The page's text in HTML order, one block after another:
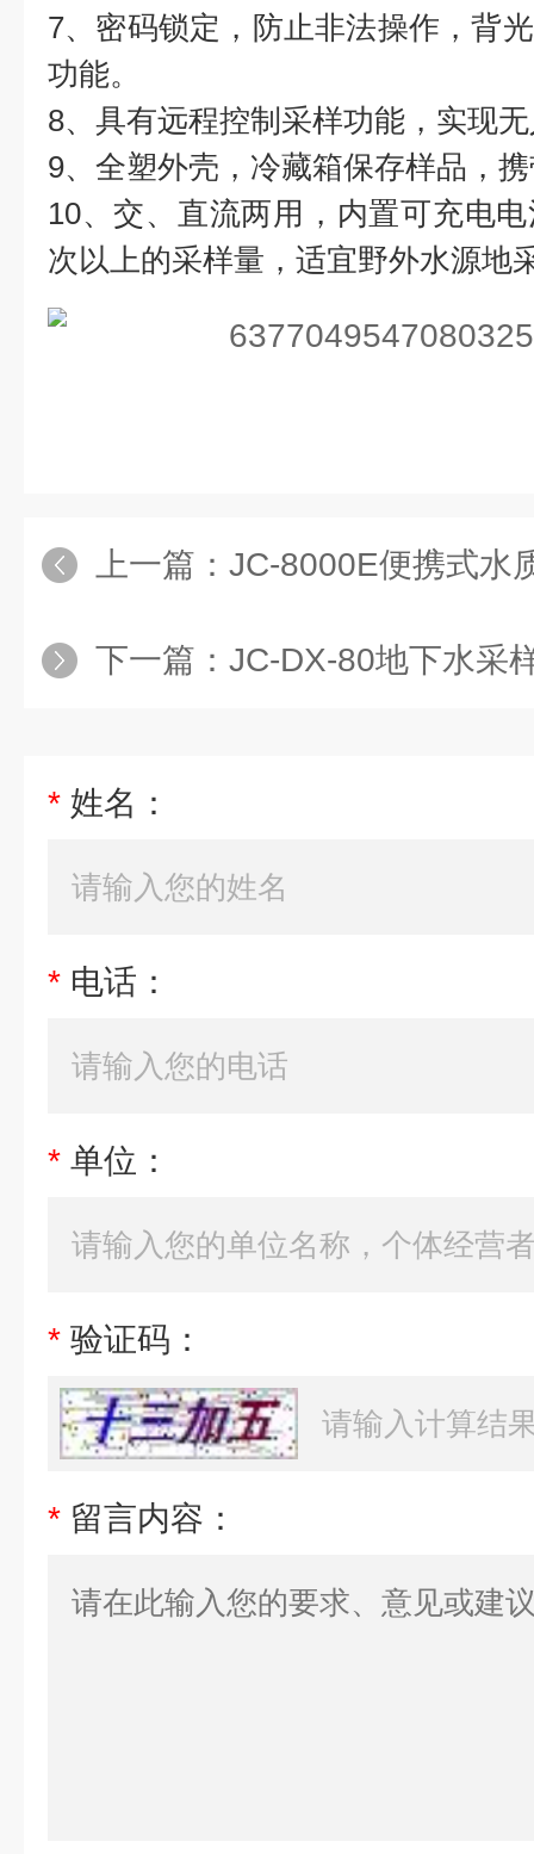
7、密码锁定，防止非法操作，背
功能。
8、具有远程控制采样功能，实现
9、全塑外壳，冷藏箱保存样品，
10、交、直流两用，内置可充电
次以上的采样量，适宜野外水源地
上一篇： JC-8000E便携式水
下一篇： JC-DX-80地下水采
* 姓名：
* 电话：
* 单位：
* 验证码：
* 留言内容：